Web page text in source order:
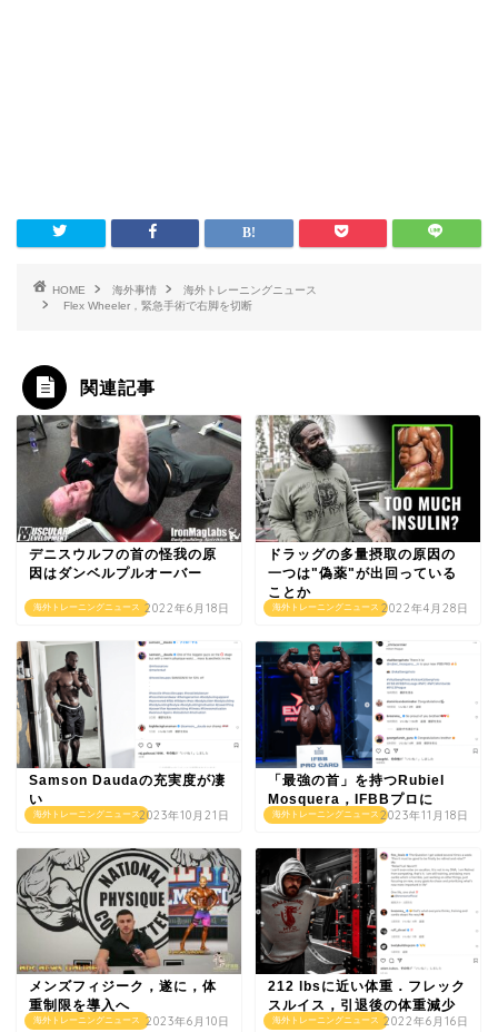
HOME 海外事情
海外トレーニングニュース
Flex Wheeler，緊急手術で右脚を切断
関連記事
海外トレーニングニュース
デニスウルフの首の怪我の原
因はダンベルプルオーバー
2022年6月18日 海外トレーニングニュース
ドラッグの多量摂取の原因の
一つは"偽薬"が出回っている
ことか
2022年4月28日
海外トレーニングニュース
Samson Daudaの充実度が凄
い
2023年10月21日 海外トレーニングニュース
「最強の首」を持つRubiel
Mosquera，IFBBプロに
2023年11月18日
海外トレーニングニュース
メンズフィジーク，遂に，体
重制限を導入へ
2023年6月10日 海外トレーニングニュース
212 lbsに近い体重．フレック
スルイス，引退後の体重減少
2022年6月16日